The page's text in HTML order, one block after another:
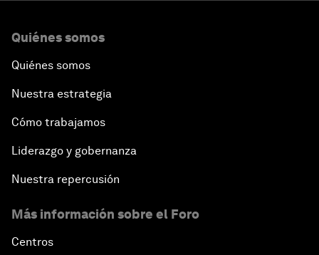
Quiénes somos
Quiénes somos
Nuestra estrategia
Cómo trabajamos
Liderazgo y gobernanza
Nuestra repercusión
Más información sobre el Foro
Centros